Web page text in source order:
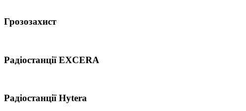
Грозозахист
Радіостанції EXCERA
Радіостанції Hytera